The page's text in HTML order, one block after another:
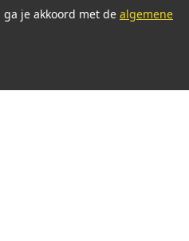
je akkoord met de algemene